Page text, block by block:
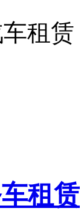
租赁
租赁